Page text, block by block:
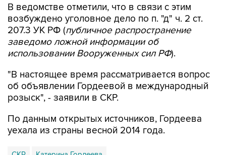
В ведомстве отметили, что в связи с этим
возбуждено уголовное дело по п. "д" ч. 2 ст.
207.3 УК РФ (публичное распространение
заведомо ложной информации об
использовании Вооруженных сил РФ).
"В настоящее время рассматривается вопрос
об объявлении Гордеевой в международный
розыск", - заявили в СКР.
По данным открытых источников, Гордеева
уехала из страны весной 2014 года.